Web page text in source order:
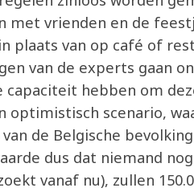
met vrienden en de
plaats van op café of
van de experts gaan
capaciteit hebben om
optimistisch scenario,
van de Belgische
dus dat niemand
vanaf nu), zullen